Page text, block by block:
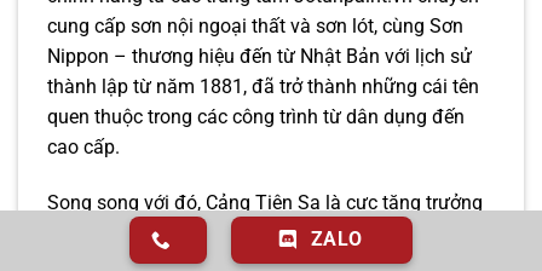
cung cấp sơn nội ngoại thất và sơn lót, cùng Sơn
Nippon – thương hiệu đến từ Nhật Bản với lịch sử
thành lập từ năm 1881, đã trở thành những cái tên
quen thuộc trong các công trình từ dân dụng đến
cao cấp.
Song song với đó, Cảng Tiên Sa là cực tăng trưởng
kinh tế mũi nhọn. Đây là cảng biển nước sâu lớn
nhất khu vực miền Trung – Tây Nguyên, nơi tiếp
ZALO